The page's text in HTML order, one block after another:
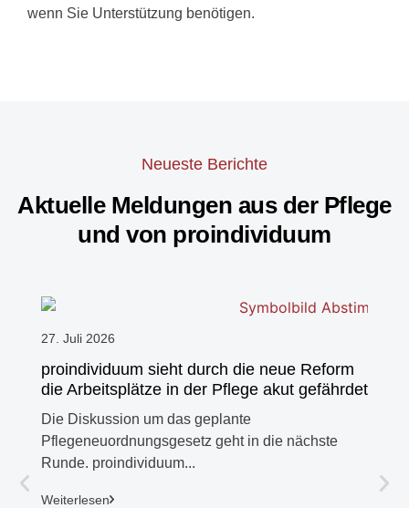
wenn Sie Unterstützung benötigen.
Neueste Berichte
Aktuelle Meldungen aus der Pflege
und von proindividuum
27. Juli 2026
proindividuum sieht durch die neue Reform
die Arbeitsplätze in der Pflege akut gefährdet
Die Diskussion um das geplante
Pflegeneuordnungsgesetz geht in die nächste
Runde. proindividuum...
Weiterlesen